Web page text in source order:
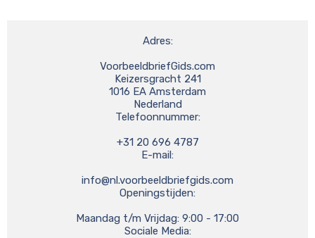
Adres:
VoorbeeldbriefGids.com
Keizersgracht 241
1016 EA Amsterdam
Nederland
Telefoonnummer:
+31 20 696 4787
E-mail:
info@nl.voorbeeldbriefgids.com
Openingstijden:
Maandag t/m Vrijdag: 9:00 - 17:00
Sociale Media: